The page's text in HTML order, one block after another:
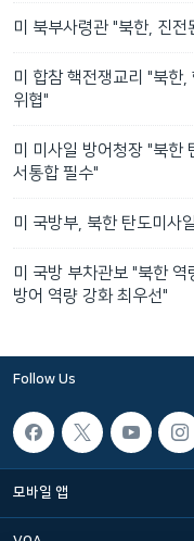
미 북부사령관 "북한, 진
미 합참 핵전쟁교리 "북한
위협"
미 미사일 방어청장 "북한
서통합 필수"
미 국방부, 북한 탄도미사
미 국방 부차관보 "북한
방어 역량 강화 최우선"
Follow Us
모바일 앱